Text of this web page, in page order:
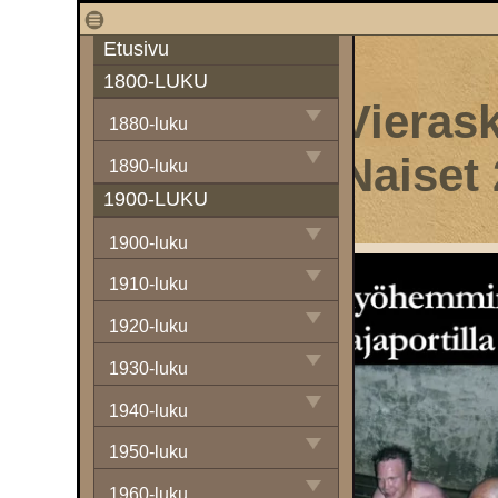
1
Etusivu
1800-LUKU
1880-luku
1890-luku
1900-LUKU
1900-luku
1910-luku
1920-luku
1930-luku
1940-luku
1950-luku
Naiset